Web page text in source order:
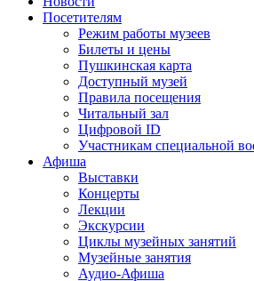
Посетителям
Режим работы музеев
Билеты и цены
Пушкинская карта
Доступный музей
Правила посещения
Читальный зал
Цифровой ID
Участникам специальной
Афиша
Выставки
Концерты
Лекции
Экскурсии
Циклы музейных занятий
Музейные занятия
Аудио-Афиша